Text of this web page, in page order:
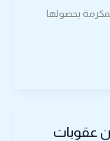
بحصولها
يُقر الحزمة 19 من عقوبات